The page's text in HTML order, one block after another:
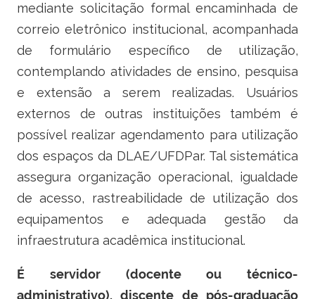
mediante solicitação formal encaminhada de
correio eletrônico institucional, acompanhada
de formulário específico de utilização,
contemplando atividades de ensino, pesquisa
e extensão a serem realizadas. Usuários
externos de outras instituições também é
possível realizar agendamento para utilização
dos espaços da DLAE/UFDPar. Tal sistemática
assegura organização operacional, igualdade
de acesso, rastreabilidade de utilização dos
equipamentos e adequada gestão da
infraestrutura acadêmica institucional.
É servidor (docente ou técnico-
administrativo), discente de pós-graduação